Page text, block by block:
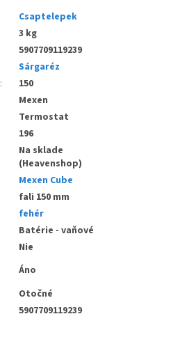
Csaptelepek
3 kg
5907709119239
Sárgaréz
:
150
Mexen
Termostat
196
Na sklade
(Heavenshop)
Mexen Cube
fali 150 mm
fehér
Batérie - vaňové
Nie
Áno
Otočné
5907709119239